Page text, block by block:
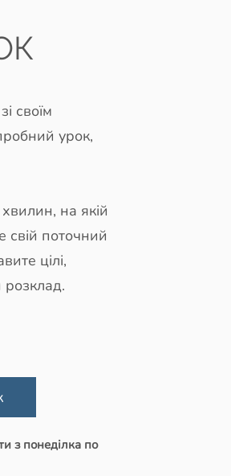
своїм
урок,
на якій
свій поточний
цілі,
з понеділка по